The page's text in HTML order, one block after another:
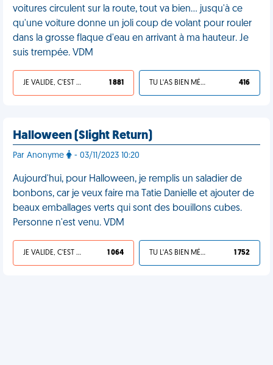
voitures circulent sur la route, tout va bien… jusqu'à ce
qu'une voiture donne un joli coup de volant pour rouler
dans la grosse flaque d'eau en arrivant à ma hauteur. Je
suis trempée. VDM
JE VALIDE, C'EST UNE VDM 1 881 TU L'AS BIEN MÉRITÉ 416
Halloween (Slight Return)
Par Anonyme - 03/11/2023 10:20
Aujourd'hui, pour Halloween, je remplis un saladier de
bonbons, car je veux faire ma Tatie Danielle et ajouter de
beaux emballages verts qui sont des bouillons cubes.
Personne n'est venu. VDM
JE VALIDE, C'EST UNE VDM 1 064 TU L'AS BIEN MÉRITÉ 1 752